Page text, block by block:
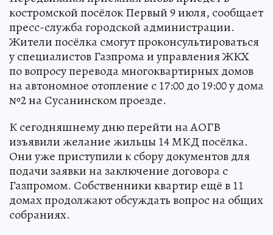
костромской посёлок Первый 9 июля, сообщает
пресс-служба городской администрации.
Жители посёлка смогут проконсультироваться
у специалистов Газпрома и управления ЖКХ
по вопросу перевода многоквартирных домов
на автономное отопление с 17:00 до 19:00 у дома
№2 на Сусанинском проезде.
К сегодняшнему дню перейти на АОГВ
изъявили желание жильцы 14 МКД посёлка.
Они уже приступили к сбору документов для
подачи заявки на заключение договора с
Газпромом. Собственники квартир ещё в 11
домах продолжают обсуждать вопрос на общих
собраниях.